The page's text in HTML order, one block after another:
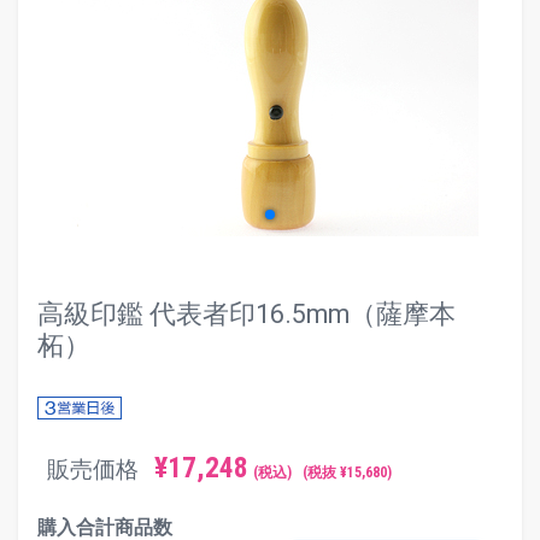
高級印鑑 代表者印16.5mm（薩摩本
柘）
販売価格 ¥17,248 (税込) (税抜 ¥15,680)
購入合計商品数